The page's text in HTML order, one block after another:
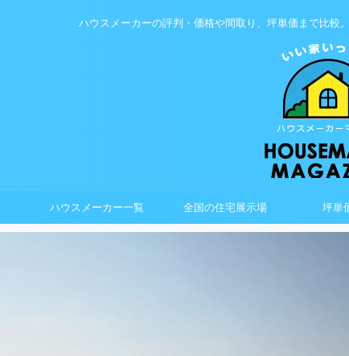
ハウスメーカーの評判・価格や間取り、坪単価まで比較
ハウスメーカー一覧 全国の住宅展示場 坪単